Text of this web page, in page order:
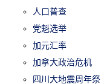
人口普查
党魁选举
加元汇率
加拿大政治危机
四川大地震周年祭